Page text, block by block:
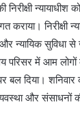
न्यायाधीश
कराया। निरीक्षी
न्यायिक सुविधा से
परिसर में आम
दिया। शनिवार
और